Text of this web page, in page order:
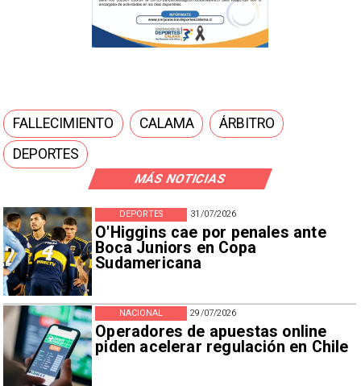
MÁS NOTICIAS
31/07/2026
O'Higgins cae por penales ante
Boca Juniors en Copa
Sudamericana
DEPORTES
29/07/2026
Operadores de apuestas online
piden acelerar regulación en Chile
NACIONAL
FALLECIMIENTO CALAMA
ÁRBITRO
DEPORTES